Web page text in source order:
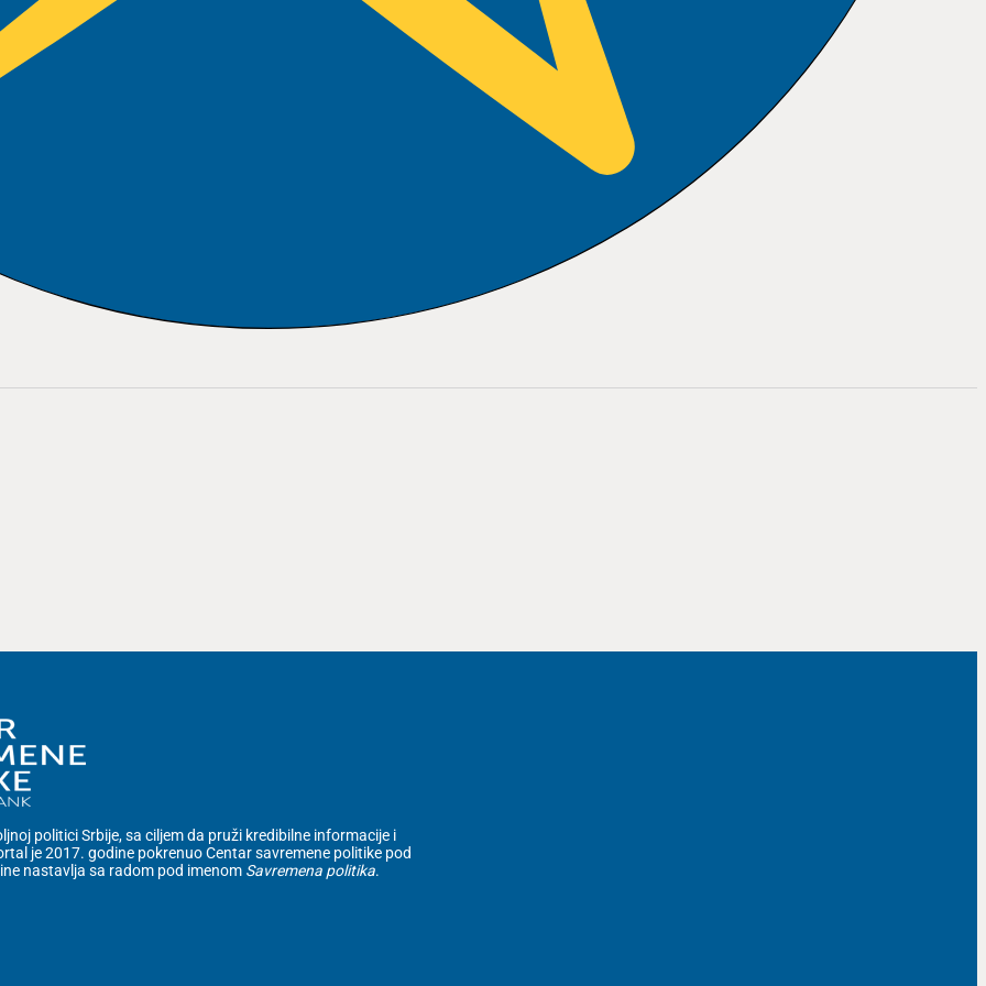
politici Srbije, sa ciljem da pruži kredibilne informacije i
je 2017. godine pokrenuo Centar savremene politike pod
nastavlja sa radom pod imenom Savremena politika.